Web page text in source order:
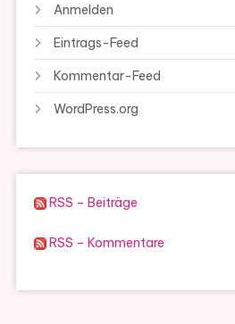
Anmelden
Eintrags-Feed
Kommentar-Feed
WordPress.org
RSS – Beiträge
RSS – Kommentare